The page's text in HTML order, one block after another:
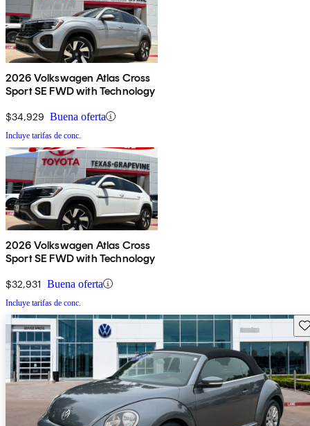
2026 Volkswagen Atlas Cross
Sport SE FWD with Technology
$34,929 Buena oferta
Incluye tarifas de conc.
2026 Volkswagen Atlas Cross
Sport SE FWD with Technology
$32,931 Buena oferta
Incluye tarifas de conc.